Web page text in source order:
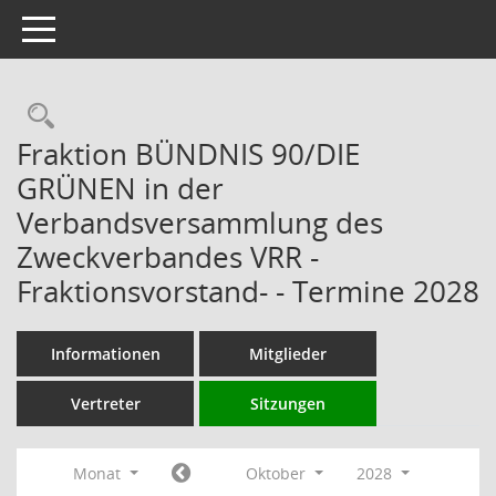
Toggle navigation
Rechercheauswahl
Fraktion BÜNDNIS 90/DIE
GRÜNEN in der
Verbandsversammlung des
Zweckverbandes VRR -
Fraktionsvorstand- - Termine 2028
Informationen Mitglieder
Vertreter Sitzungen
Monat Oktober
2028